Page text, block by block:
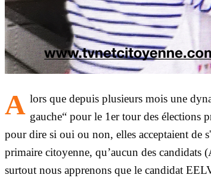
A lors que depuis plusieurs mois une
gauche“ pour le 1er tour des élections
pour dire si oui ou non, elles acceptaient de
primaire citoyenne, qu’aucun des
surtout nous apprenons que le candidat